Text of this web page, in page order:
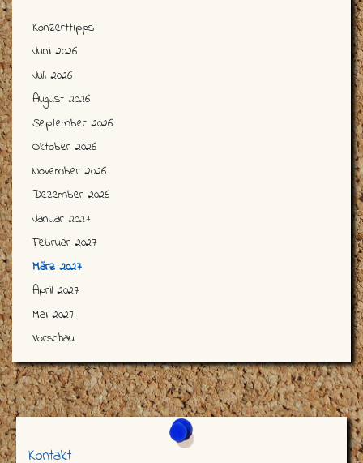
Konzerttipps
Juni 2026
Juli 2026
August 2026
September 2026
Oktober 2026
November 2026
Dezember 2026
Januar 2027
Februar 2027
März 2027
April 2027
Mai 2027
Vorschau
Kontakt